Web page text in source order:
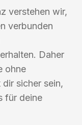
verstehen wir,
verbunden
Daher
ohne
sicher sein,
für deine